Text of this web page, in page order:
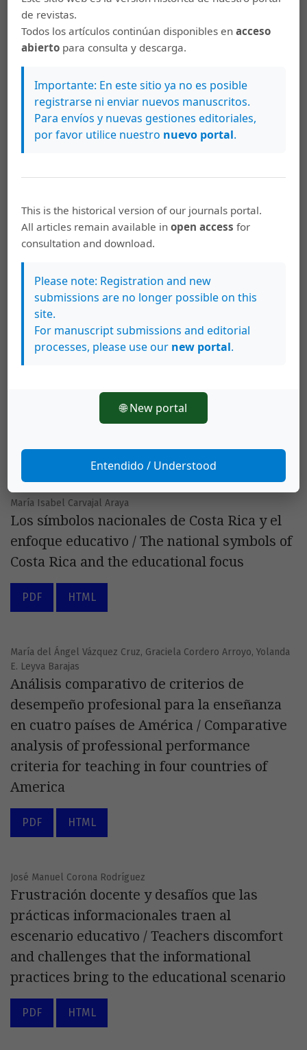
Lilia Teresa Serrato Almendárez, Ismael García Cedillo
para promover prácticas docentes
inclusivas / Evaluation of an intervention
program aimed to promote inclusive
education practices
PDF HTML
Ana María Barra Salazar, Nelly Margot Gómez Fuentealba
Relación entre los insumos del plan
acreditación. Caso aplicado a universidades
chilenas / The relationship between
strategic plan inputs and their results. A
case study for the state chilean universities
María Isabel Carvajal Araya
Los símbolos nacionales de Costa Rica y el
enfoque educativo / The national symbols of
Costa Rica and the educational focus
PDF HTML
María del Ángel Vázquez Cruz, Graciela Cordero Arroyo, Yolanda
E. Leyva Barajas
Análisis comparativo de criterios de
desempeño profesional para la enseñanza
en cuatro países de América / Comparative
analysis of professional performance
criteria for teaching in four countries of
America
PDF HTML
José Manuel Corona Rodríguez
Frustración docente y desafíos que las
prácticas informacionales traen al
escenario educativo / Teachers discomfort
and challenges that the informational
practices bring to the educational scenario
PDF HTML
de revistas.
Todos los artículos continúan disponibles enacceso
abierto para consulta y descarga.
Importante: En este sitio ya no es posible
registrarse ni enviar nuevos manuscritos.
Para envíos y nuevas gestiones editoriales,
por favor utilice nuestro nuevo portal.
This is the historical version of our journals portal.
All articles remain available inopen access for
consultation and download.
Please note: Registration and new
submissions are no longer possible on this
site.
For manuscript submissions and editorial
processes, please use our new portal.
🌐 New portal
Entendido / Understood